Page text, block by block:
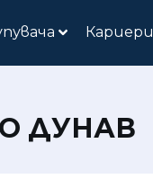
Кариери
ДУНАВ